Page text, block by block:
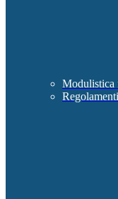
Modulistica
Regolamenti